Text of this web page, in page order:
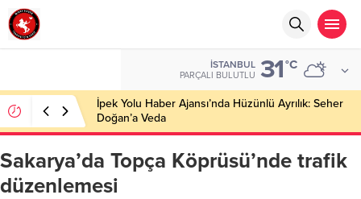
İSTANBUL
PARÇALI BULUTLU 31°C
İpek Yolu Haber Ajansı’nda Hüzünlü Ayrılık: Seher
Doğan’a Veda
Sakarya’da Topça Köprüsü’nde trafik
düzenlemesi